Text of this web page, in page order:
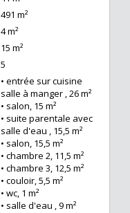
491 m²
4m²
15 m²
5
• entrée sur cuisine
salle à manger , 26 m²
• salon, 15 m²
• suite parentale avec
salle d'eau , 15,5 m²
• salon, 15,5 m²
• chambre 2, 11,5 m²
• chambre 3, 12,5 m²
• couloir, 5,5 m²
• wc, 1 m²
• salle d'eau , 9 m²